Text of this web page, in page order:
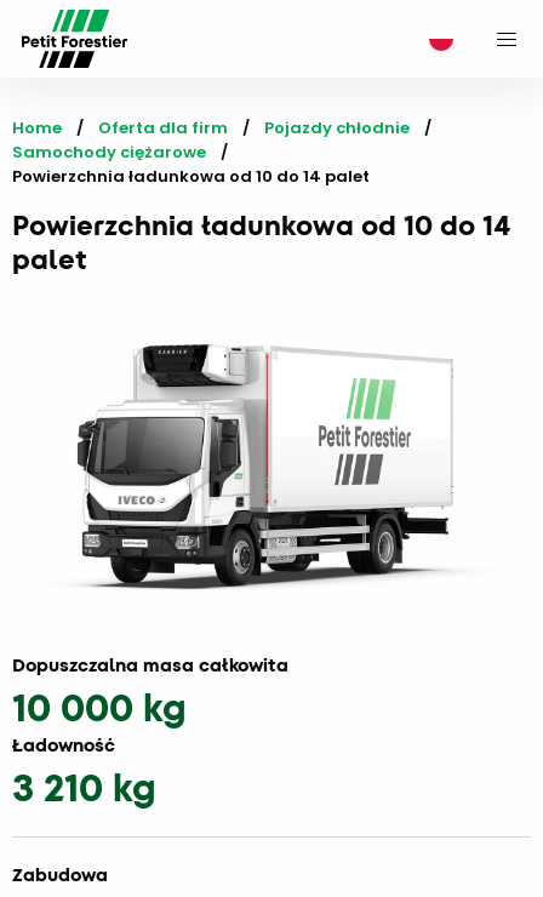
Home Oferta dla firm
Pojazdy chłodnie
Samochody ciężarowe
Current:
Powierzchnia ładunkowa od 10 do 14 palet
Powierzchnia ładunkowa od 10 do 14
palet
Dopuszczalna masa całkowita
10 000 kg
Ładowność
3 210 kg
Zabudowa